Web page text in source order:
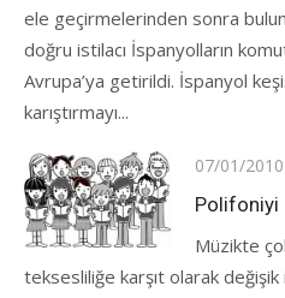
ele geçirmelerinden sonra
doğru istilacı İspanyolların
Avrupa’ya getirildi. İspanyol
karıştırmayı...
Posted
on
07/01/2010
Polifoniyi
Müzikte
teksesliliğe karşıt olarak